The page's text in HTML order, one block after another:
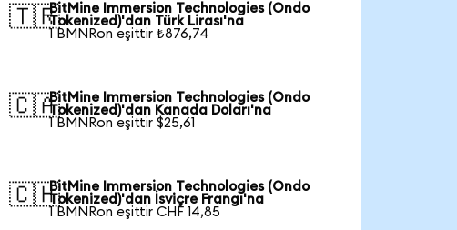
🇹🇷BitMine Immersion Technologies (Ondo
Tokenized)'dan Türk Lirası'na
1 BMNRon eşittir ₺876,74
🇨🇦BitMine Immersion Technologies (Ondo
Tokenized)'dan Kanada Doları'na
1 BMNRon eşittir $25,61
🇨🇭BitMine Immersion Technologies (Ondo
Tokenized)'dan İsviçre Frangı'na
1 BMNRon eşittir CHF 14,85